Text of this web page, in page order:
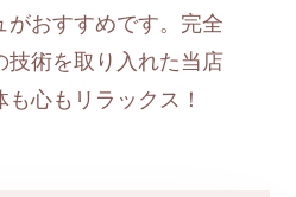
がおすすめです。完全
技術を取り入れた当店
心もリラックス！